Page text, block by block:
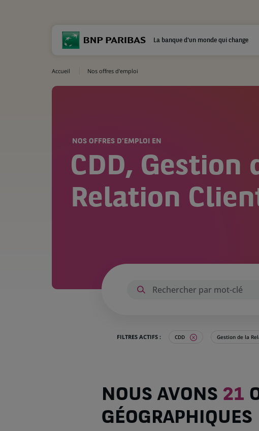
La banque d'un monde qui change
Accueil Nos offres d'emploi
NOS OFFRES D'EMPLOI EN
CDD, Gestion
Relation
FILTRES ACTIFS : CDD Gestion de la
Nous
avons
21
offres
NOUS AVONS 21
GÉOGRAPHIQUES